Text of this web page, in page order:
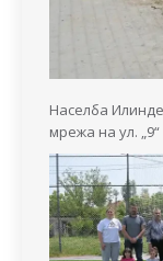
Населба
мрежа на ул. „9“